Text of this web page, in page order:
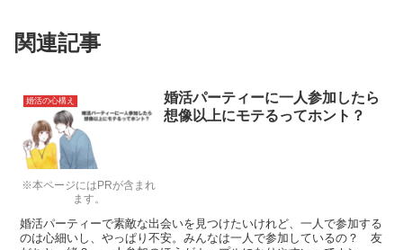
関連記事
※本ページにはPRが含まれ
ます。
婚活の心構え
婚活パーティーに一人参加したら
想像以上にモテるってホント？
婚活パーティーで素敵な出会いを見つけたいけれど、一人で参加する
のは心細いし、やっぱり不安。みんなは一人で参加しているの？ 友